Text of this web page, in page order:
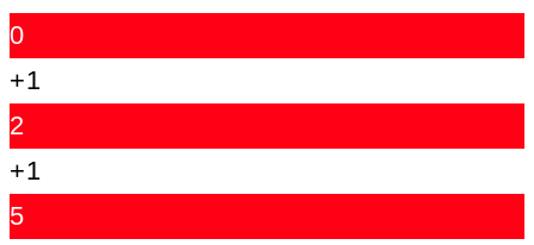
0
+1
2
+1
5